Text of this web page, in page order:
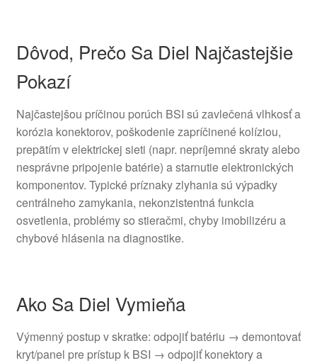
Dôvod, Prečo Sa Diel Najčastejšie
Pokazí
Najčastejšou príčinou porúch BSI sú zavlečená vlhkosť a
korózia konektorov, poškodenie zapríčinené kolíziou,
prepätím v elektrickej sieti (napr. nepríjemné skraty alebo
nesprávne pripojenie batérie) a starnutie elektronických
komponentov. Typické príznaky zlyhania sú výpadky
centrálneho zamykania, nekonzistentná funkcia
osvetlenia, problémy so stieračmi, chyby imobilizéru a
chybové hlásenia na diagnostike.
Ako Sa Diel Vymieňa
Výmenný postup v skratke: odpojiť batériu → demontovať
kryt/panel pre prístup k BSI → odpojiť konektory a